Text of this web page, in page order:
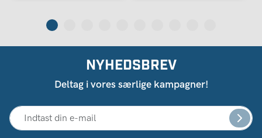
NYHEDSBREV
Deltag i vores særlige kampagner!